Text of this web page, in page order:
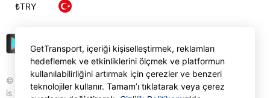
© Gettransport International Limited. GetTransport®
is trademark of Gettransport International Limited.
₺TRY
GetTransport, içeriği kişiselleştirmek, reklamları
hedeflemek ve etkinliklerini ölçmek ve platformun
kullanılabilirliğini artırmak için çerezler ve benzeri
teknolojiler kullanır. Tamam’ı tıklatarak veya çerez